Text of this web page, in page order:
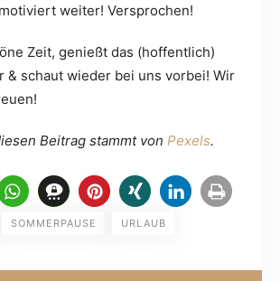
weiter! Versprochen!
Zeit, genießt das (hoffentlich)
& schaut wieder bei uns vorbei! Wir
Beitrag stammt von Pexels.
SOMMERPAUSE URLAUB